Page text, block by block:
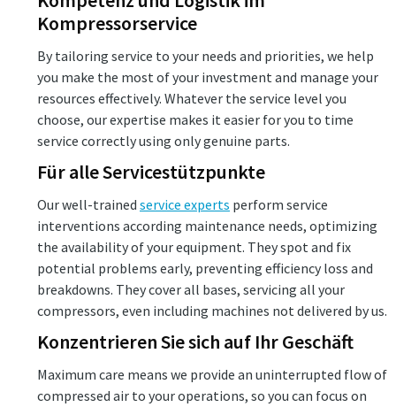
Kompressorservice
By tailoring service to your needs and priorities, we help
you make the most of your investment and manage your
resources effectively. Whatever the service level you
choose, our expertise makes it easier for you to time
service correctly using only genuine parts.
Für alle Servicestützpunkte
Our well-trained service experts perform service
interventions according maintenance needs, optimizing
the availability of your equipment. They spot and fix
potential problems early, preventing efficiency loss and
breakdowns. They cover all bases, servicing all your
compressors, even including machines not delivered by us.
Konzentrieren Sie sich auf Ihr Geschäft
Maximum care means we provide an uninterrupted flow of
compressed air to your operations, so you can focus on